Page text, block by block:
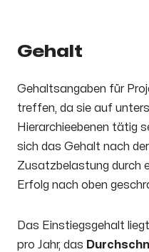
Gehalt
Gehaltsangaben für
treffen, da sie auf
Hierarchieebenen tätig
sich das Gehalt nach
Zusatzbelastung durch
Erfolg nach oben
Das Einstiegsgehalt
pro Jahr, das